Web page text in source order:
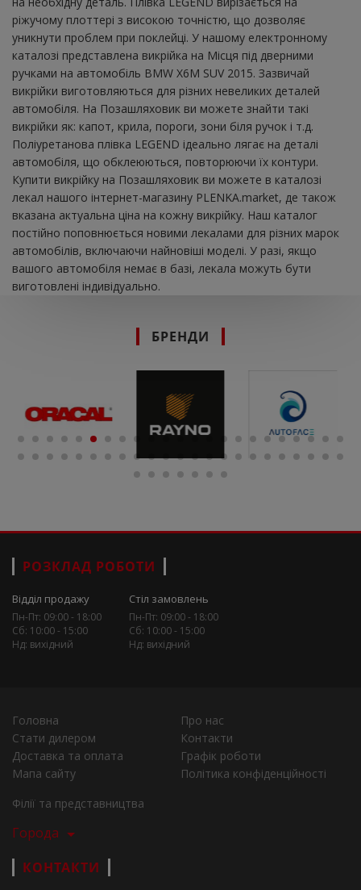
ріжучому плоттері з високою точністю, що дозволяє
уникнути проблем при поклейці. У нашому електронному
каталозі представлена ​​викрійка на Місця під дверними
ручками на автомобіль BMW X6M SUV 2015. Зазвичай
викрійки виготовляються для різних невеликих деталей
автомобіля. На Позашляховик ви можете знайти такі
викрійки як: капот, крила, пороги, зони біля ручок і т.д.
Поліуретанова плівка LEGEND ідеально лягає на деталі
автомобіля, що обклеюються, повторюючи їх контури.
Купити викрійку на Позашляховик ви можете в каталозі
лекал нашого інтернет-магазину PLENKA.market, де також
вказана актуальна ціна на кожну викрійку. Наш каталог
постійно поповнюється новими лекалами для різних марок
автомобілів, включаючи найновіші моделі. У разі, якщо
вашого автомобіля немає в базі, лекала можуть бути
виготовлені індивідуально.
БРЕНДИ
РОЗКЛАД РОБОТИ
Відділ продажу
Пн-Пт: 09:00 - 18:00
Сб: 10:00 - 15:00
Нд: вихідний
Стіл замовлень
Пн-Пт: 09:00 - 18:00
Сб: 10:00 - 15:00
Нд: вихідний
Головна
Про нас
Стати дилером
Контакти
Доставка та оплата
Графік роботи
Мапа сайту
Політика конфіденційності
Філії та представництва
Города
КОНТАКТИ